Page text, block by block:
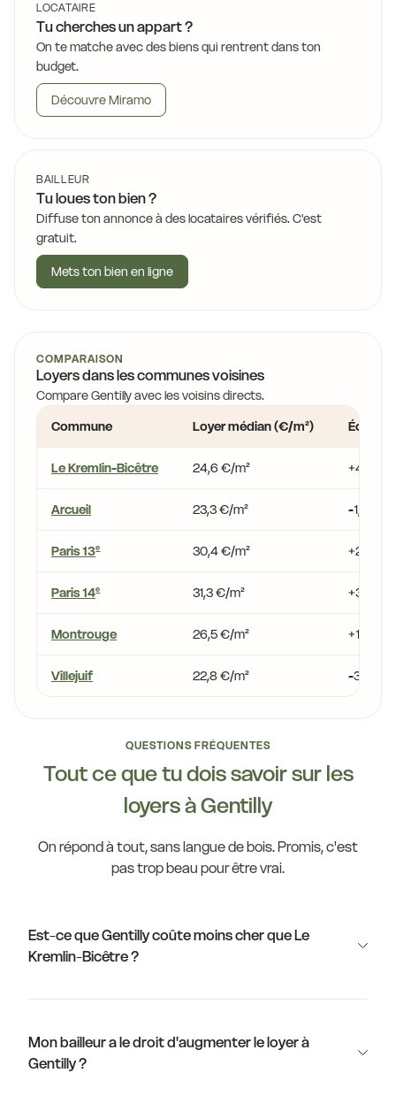
LOCATAIRE
Tu cherches un appart ?
On te matche avec des biens qui rentrent dans ton
budget.
Découvre Miramo
BAILLEUR
Tu loues ton bien ?
Diffuse ton annonce à des locataires vérifiés. C'est
gratuit.
Mets ton bien en ligne
COMPARAISON
Loyers dans les communes voisines
Compare Gentilly avec les voisins directs.
Commune
Loyer médian (€/m²) Écart
Le Kremlin-Bicêtre 24,6 €/m² +4,2 %
Arcueil 23,3 €/m² -1,3 %
Paris 13e 30,4 €/m² +28,7 %
Paris 14e 31,3 €/m² +32,5 %
Montrouge 26,5 €/m² +12,4 %
Villejuif 22,8 €/m² -3,2 %
QUESTIONS FRÉQUENTES
Tout ce que tu dois savoir sur les
loyers à Gentilly
On répond à tout, sans langue de bois. Promis, c'est
pas trop beau pour être vrai.
Est-ce que Gentilly coûte moins cher que Le
Kremlin-Bicêtre ?
Mon bailleur a le droit d'augmenter le loyer à
Gentilly ?